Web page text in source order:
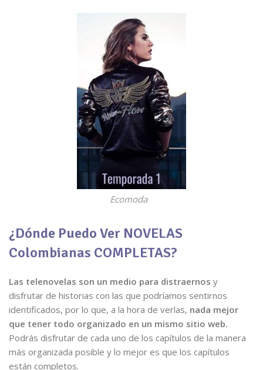
Ecomoda
¿Dónde Puedo Ver NOVELAS
Colombianas COMPLETAS?
Las telenovelas son un medio para distraernos y
disfrutar de historias con las que podríamos sentirnos
identificados, por lo que, a la hora de verlas, nada mejor
que tener todo organizado en un mismo sitio web.
Podrás disfrutar de cada uno de los capítulos de la manera
más organizada posible y lo mejor es que los capítulos
están completos.